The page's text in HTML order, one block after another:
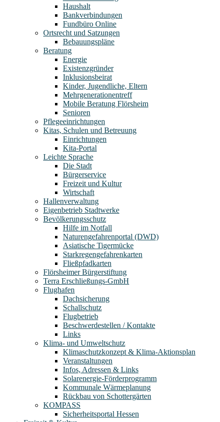
Haushalt
Bankverbindungen
Fundbüro Online
Ortsrecht und Satzungen
Bebauungspläne
Beratung
Energie
Existenzgründer
Inklusionsbeirat
Kinder, Jugendliche, Eltern
Mehrgenerationentreff
Mobile Beratung Flörsheim
Senioren
Pflegeeinrichtungen
Kitas, Schulen und Betreuung
Einrichtungen
Kita-Portal
Leichte Sprache
Die Stadt
Bürgerservice
Freizeit und Kultur
Wirtschaft
Hallenverwaltung
Eigenbetrieb Stadtwerke
Bevölkerungsschutz
Hilfe im Notfall
Naturengefahrenportal (DWD)
Asiatische Tigermücke
Starkregengefahrenkarten
Fließpfadkarten
Flörsheimer Bürgerstiftung
Terra Erschließungs-GmbH
Flughafen
Dachsicherung
Schallschutz
Flugbetrieb
Beschwerdestellen / Kontakte
Links
Klima- und Umweltschutz
Klimaschutzkonzept & Klima-Aktionsplan
Veranstaltungen
Infos, Adressen & Links
Solarenergie-Förderprogramm
Kommunale Wärmeplanung
Rückbau von Schottergärten
KOMPASS
Sicherheitsportal Hessen